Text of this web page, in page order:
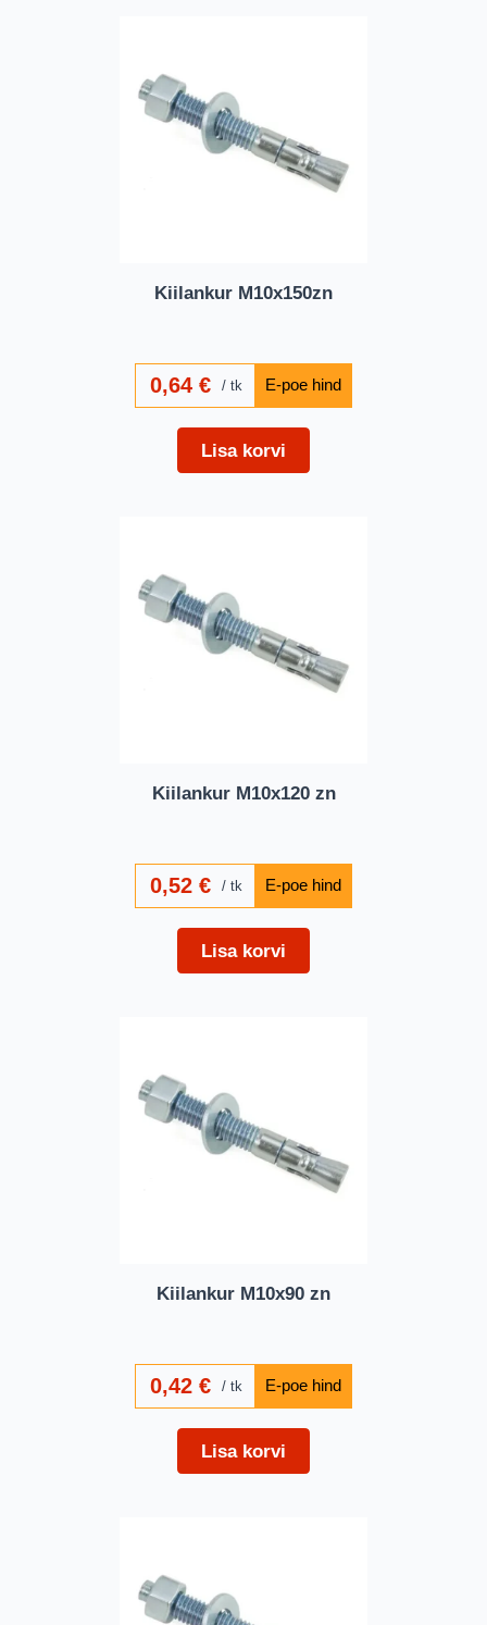
Kiilankur M10x150zn
0,64€ tk
Lisa korvi
Kiilankur M10x120 zn
0,52€ tk
Lisa korvi
Kiilankur M10x90 zn
0,42€ tk
Lisa korvi